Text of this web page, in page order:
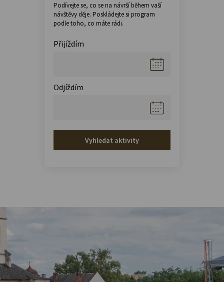
Podívejte se, co se na návrší během vaší
návštěvy děje. Poskládejte si program
podle toho, co máte rádi.
Přijíždím
Odjíždím
Vyhledat aktivity